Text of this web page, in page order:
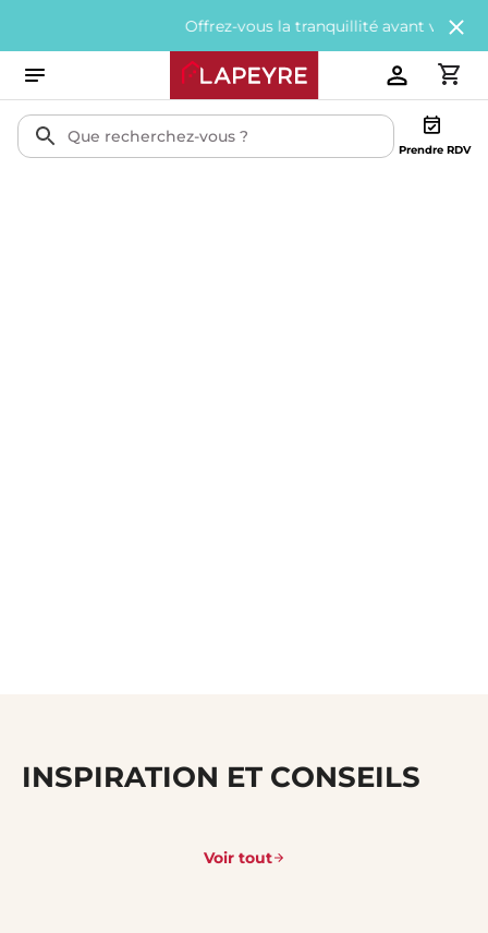
Offrez-vous la tranquillité avant vos
Prendre RDV
INSPIRATION ET CONSEILS
Voir tout